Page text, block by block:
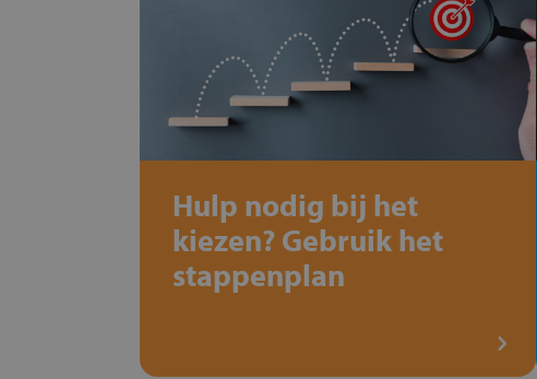
Hulp nodig bij het
kiezen? Gebruik het
stappenplan